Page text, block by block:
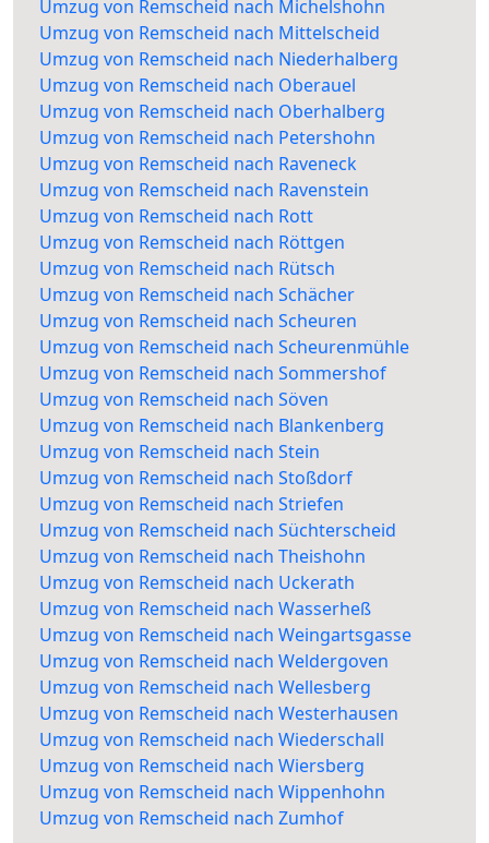
Umzug von Remscheid nach Michelshohn
Umzug von Remscheid nach Mittelscheid
Umzug von Remscheid nach Niederhalberg
Umzug von Remscheid nach Oberauel
Umzug von Remscheid nach Oberhalberg
Umzug von Remscheid nach Petershohn
Umzug von Remscheid nach Raveneck
Umzug von Remscheid nach Ravenstein
Umzug von Remscheid nach Rott
Umzug von Remscheid nach Röttgen
Umzug von Remscheid nach Rütsch
Umzug von Remscheid nach Schächer
Umzug von Remscheid nach Scheuren
Umzug von Remscheid nach Scheurenmühle
Umzug von Remscheid nach Sommershof
Umzug von Remscheid nach Söven
Umzug von Remscheid nach Blankenberg
Umzug von Remscheid nach Stein
Umzug von Remscheid nach Stoßdorf
Umzug von Remscheid nach Striefen
Umzug von Remscheid nach Süchterscheid
Umzug von Remscheid nach Theishohn
Umzug von Remscheid nach Uckerath
Umzug von Remscheid nach Wasserheß
Umzug von Remscheid nach Weingartsgasse
Umzug von Remscheid nach Weldergoven
Umzug von Remscheid nach Wellesberg
Umzug von Remscheid nach Westerhausen
Umzug von Remscheid nach Wiederschall
Umzug von Remscheid nach Wiersberg
Umzug von Remscheid nach Wippenhohn
Umzug von Remscheid nach Zumhof